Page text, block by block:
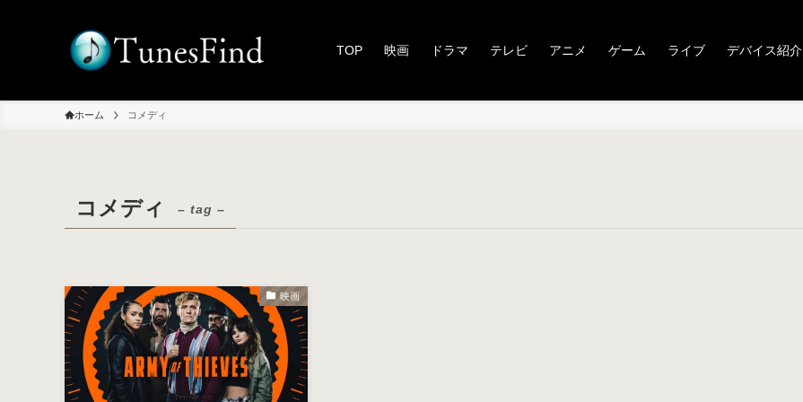
TOP 映画 ドラマ テレビ アニメ ゲーム ライブ デバイス紹介
ホーム コメディ
コメディ – tag –
映画